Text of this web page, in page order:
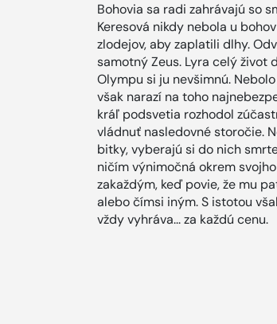
Bohovia sa radi zahrávajú so
Keresová nikdy nebola u
zlodejov, aby zaplatili dlhy.
samotný Zeus. Lyra celý život
Olympu si ju nevšimnú.
však narazí na toho
kráľ podsvetia rozhodol
vládnuť nasledovné storočie.
bitky, vyberajú si do nich
ničím výnimočná okrem
zakaždým, keď povie, že mu
alebo čímsi iným. S istotou
vždy vyhráva... za každú cenu.